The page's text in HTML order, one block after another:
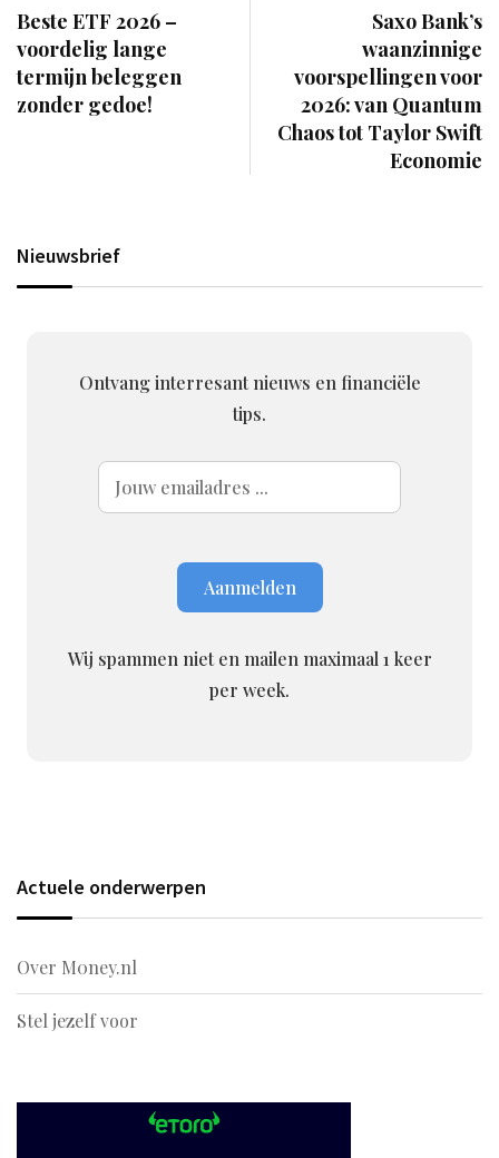
Beste ETF 2026 –
voordelig lange
termijn beleggen
zonder gedoe!
Saxo Bank’s
waanzinnige
voorspellingen voor
2026: van Quantum
Chaos tot Taylor Swift
Economie
Nieuwsbrief
Ontvang interresant nieuws en financiële
tips.
Wij spammen niet en mailen maximaal 1 keer
per week.
Actuele onderwerpen
Over M0ney.nl
Stel jezelf voor